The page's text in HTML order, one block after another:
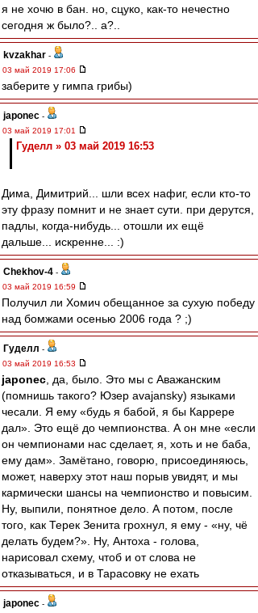
я не хочю в бан. но, сцуко, как-то нечестно
сегодня ж было?.. а?..
kvzakhar -
03 май 2019 17:06
заберите у гимпа грибы)
japonec -
03 май 2019 17:01
Гуделл » 03 май 2019 16:53
Дима, Димитрий... шли всех нафиг, если кто-то
эту фразу помнит и не знает сути. при дерутся,
падлы, когда-нибудь... отошли их ещё
дальше... искренне... :)
Chekhov-4 -
03 май 2019 16:59
Получил ли Хомич обещанное за сухую победу
над бомжами осенью 2006 года ? ;)
Гуделл -
03 май 2019 16:53
japonec , да, было. Это мы с Аважанским
(помнишь такого? Юзер avajansky) языками
чесали. Я ему «будь я бабой, я бы Каррере
дал». Это ещё до чемпионства. А он мне «если
он чемпионами нас сделает, я, хоть и не баба,
ему дам». Замётано, говорю, присоединяюсь,
может, наверху этот наш порыв увидят, и мы
кармически шансы на чемпионство и повысим.
Ну, выпили, понятное дело. А потом, после
того, как Терек Зенита грохнул, я ему - «ну, чё
делать будем?». Ну, Антоха - голова,
нарисовал схему, чтоб и от слова не
отказываться, и в Тарасовку не ехать
japonec -